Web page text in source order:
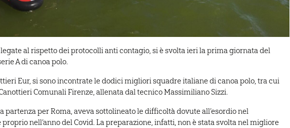
al rispetto dei protocolli anti contagio, si è svolta ieri la prima giornata del
A di canoa polo.
Eur, si sono incontrate le dodici migliori squadre italiane di canoa polo, tra cui
Comunali Firenze, allenata dal tecnico Massimiliano Sizzi.
partenza per Roma, aveva sottolineato le difficoltà dovute all’esordio nel
nell’anno del Covid. La preparazione, infatti, non è stata svolta nel migliore